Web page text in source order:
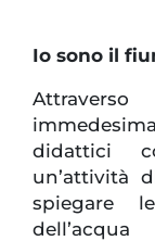
Io sono il
didattici
un’attività
spiegare
dell’acqua